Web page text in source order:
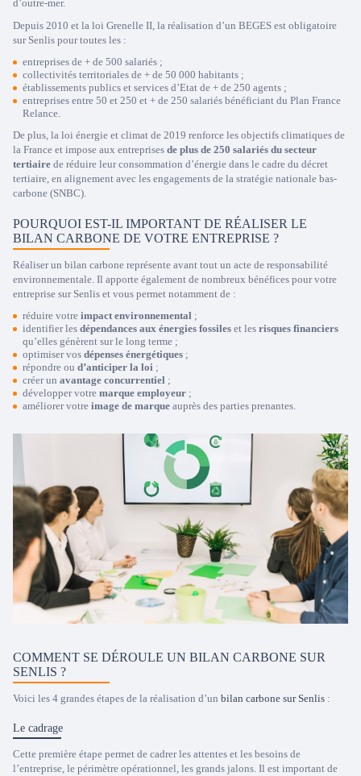
d’outre-mer.
Depuis 2010 et la loi Grenelle II, la réalisation d’un BEGES est obligatoire
sur Senlis pour toutes les :
entreprises de + de 500 salariés ;
collectivités territoriales de + de 50 000 habitants ;
établissements publics et services d’Etat de + de 250 agents ;
entreprises entre 50 et 250 et + de 250 salariés bénéficiant du Plan France
Relance.
De plus, la loi énergie et climat de 2019 renforce les objectifs climatiques de
la France et impose aux entreprises de plus de 250 salariés du secteur
tertiaire de réduire leur consommation d’énergie dans le cadre du décret
tertiaire, en alignement avec les engagements de la stratégie nationale bas-
carbone (SNBC).
POURQUOI EST-IL IMPORTANT DE RÉALISER LE
BILAN CARBONE DE VOTRE ENTREPRISE ?
Réaliser un bilan carbone représente avant tout un acte de responsabilité
environnementale. Il apporte également de nombreux bénéfices pour votre
entreprise sur Senlis et vous permet notamment de :
réduire votre impact environnemental ;
identifier les dépendances aux énergies fossiles et les risques financiers
qu’elles génèrent sur le long terme ;
optimiser vos dépenses énergétiques ;
répondre ou d’anticiper la loi ;
créer un avantage concurrentiel ;
développer votre marque employeur ;
améliorer votre image de marque auprès des parties prenantes.
COMMENT SE DÉROULE UN BILAN CARBONE SUR
SENLIS ?
Voici les 4 grandes étapes de la réalisation d’un bilan carbone sur Senlis :
Le cadrage
Cette première étape permet de cadrer les attentes et les besoins de
l’entreprise, le périmètre opérationnel, les grands jalons. Il est important de